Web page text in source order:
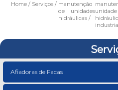
Home Serviços
manutenção
de unidades
hidráulicas
unidade
Afiadoras de Facas